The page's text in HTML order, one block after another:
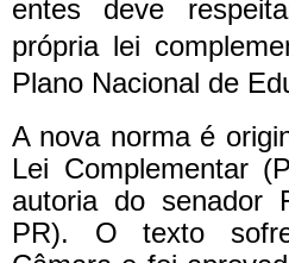
entes deve
própria lei
Plano Nacional de
A nova norma é
Lei Complementar
autoria do senador
PR). O texto